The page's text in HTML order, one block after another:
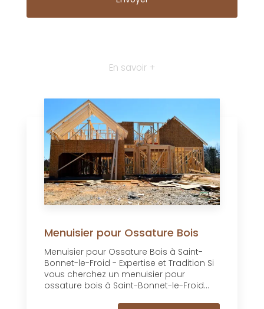
En savoir +
Menuisier pour Ossature Bois
Menuisier pour Ossature Bois à Saint-
Bonnet-le-Froid - Expertise et Tradition Si
vous cherchez un menuisier pour
ossature bois à Saint-Bonnet-le-Froid...